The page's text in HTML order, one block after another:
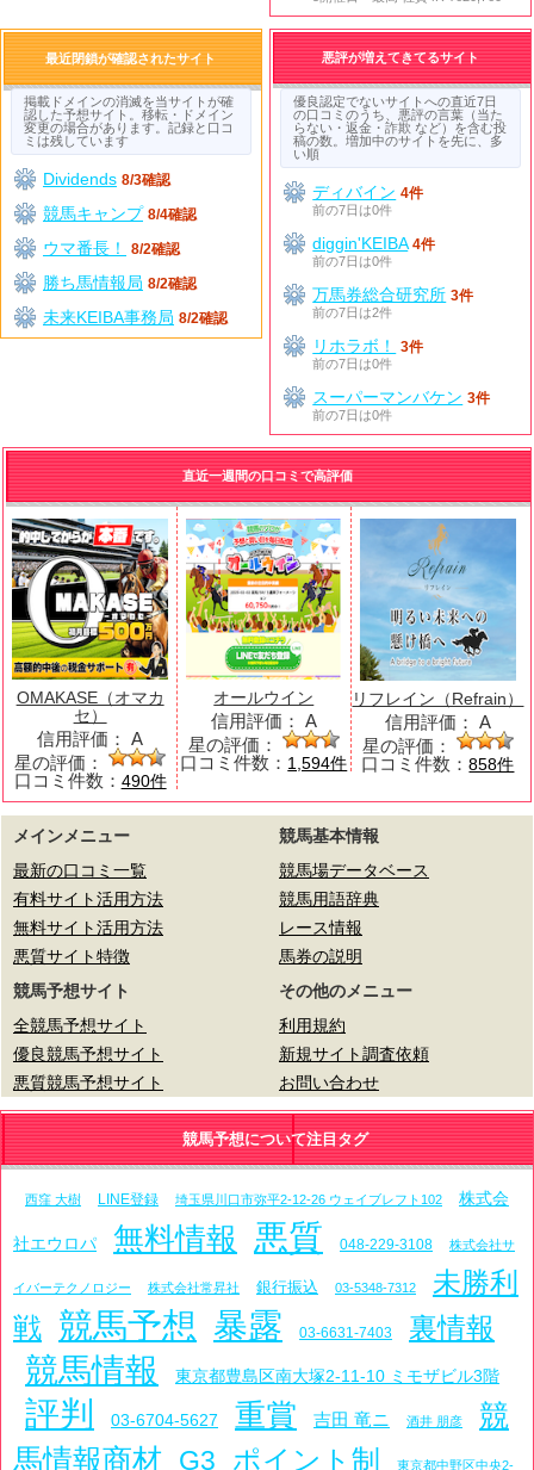
悪評が増えてきてるサイト
優良認定でないサイトへの直近7日
の口コミのうち、悪評の言葉（当た
らない・返金・詐欺 など）を含む投
稿の数。増加中のサイトを先に、多
い順
ディバイン 4件
前の7日は0件
diggin'KEIBA 4件
前の7日は0件
万馬券総合研究所 3件
前の7日は2件
リホラボ！
3件
前の7日は0件
スーパーマンバケン 3件
前の7日は0件
最近閉鎖が確認されたサイト
掲載ドメインの消滅を当サイトが確
認した予想サイト。移転・ドメイン
変更の場合があります。記録と口コ
ミは残しています
Dividends 8/3確認
競馬キャンプ 8/4確認
ウマ番長！ 8/2確認
勝ち馬情報局 8/2確認
未来KEIBA事務局 8/2確認
直近一週間の口コミで高評価
OMAKASE（オマカ
セ）
信用評価： A
星の評価：
口コミ件数： 490件
オールウイン
信用評価： A
星の評価：
口コミ件数： 1,594件
リフレイン（Refrain）
信用評価： A
星の評価：
口コミ件数：858件
メインメニュー
最新の口コミ一覧
有料サイト活用方法
無料サイト活用方法
悪質サイト特徴
競馬基本情報
競馬場データベース
競馬用語辞典
レース情報
馬券の説明
競馬予想サイト
全競馬予想サイト
優良競馬予想サイト
悪質競馬予想サイト
その他のメニュー
利用規約
新規サイト調査依頼
お問い合わせ
競馬予想について注目タグ
西窪 大樹 LINE登録 埼玉県川口市弥平2-12-26 ウェイブレフト102 株式会
社エウロパ 無料情報 悪質 048-229-3108 株式会社サ
イバーテクノロジー 株式会社常昇社 銀行振込 03-5348-7312
未勝利
戦 競馬予想 暴露 03-6631-7403 裏情報
競馬情報 東京都豊島区南大塚2-11-10 ミモザビル3階
評判 03-6704-5627 重賞 吉田 竜ニ 酒井 朋彦
競
馬情報商材 G3 ポイント制 東京都中野区中央2-